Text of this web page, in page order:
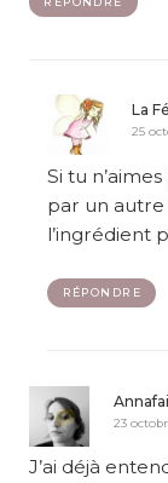
La
25
Si tu
par un
l’ingrédient
RÉPONDRE
23
J’ai déjà